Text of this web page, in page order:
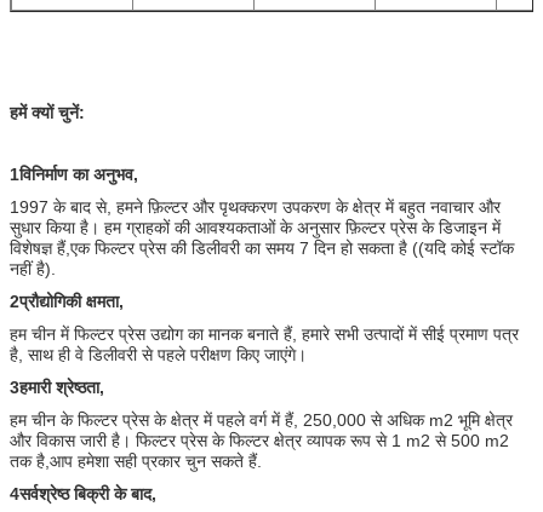
हमें क्यों चुनें:
1विनिर्माण का अनुभव,
1997 के बाद से, हमने फ़िल्टर और पृथक्करण उपकरण के क्षेत्र में बहुत नवाचार और
सुधार किया है। हम ग्राहकों की आवश्यकताओं के अनुसार फ़िल्टर प्रेस के डिजाइन में
विशेषज्ञ हैं,एक फिल्टर प्रेस की डिलीवरी का समय 7 दिन हो सकता है ((यदि कोई स्टॉक
नहीं है).
2प्रौद्योगिकी क्षमता,
हम चीन में फिल्टर प्रेस उद्योग का मानक बनाते हैं, हमारे सभी उत्पादों में सीई प्रमाण पत्र
है, साथ ही वे डिलीवरी से पहले परीक्षण किए जाएंगे।
3हमारी श्रेष्ठता,
हम चीन के फिल्टर प्रेस के क्षेत्र में पहले वर्ग में हैं, 250,000 से अधिक m2 भूमि क्षेत्र
और विकास जारी है। फिल्टर प्रेस के फिल्टर क्षेत्र व्यापक रूप से 1 m2 से 500 m2
तक है,आप हमेशा सही प्रकार चुन सकते हैं.
4सर्वश्रेष्ठ बिक्री के बाद,